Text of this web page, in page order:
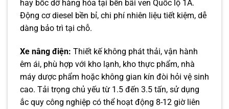
hay bốc dỡ hàng hóa tại bến bãi ven Quốc lộ 1A.
Động cơ diesel bền bỉ, chi phí nhiên liệu tiết kiệm, dễ
dàng bảo trì tại chỗ.
Xe nâng điện: Thiết kế không phát thải, vận hành
êm ái, phù hợp với kho lạnh, kho thực phẩm, nhà
máy dược phẩm hoặc không gian kín đòi hỏi vệ sinh
cao. Tải trọng chủ yếu từ 1.5 đến 3.5 tấn, sử dụng
ắc quy công nghiệp có thể hoạt động 8-12 giờ liên